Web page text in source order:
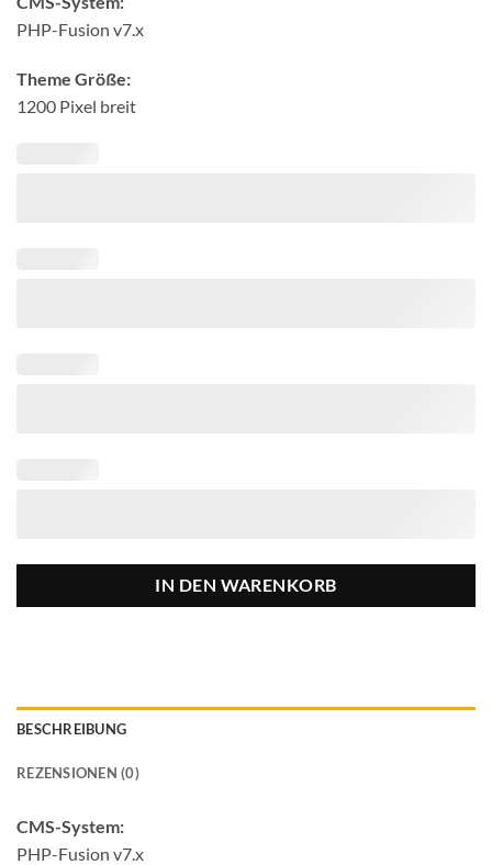
PHP-Fusion v7.x
Theme Größe:
1200 Pixel breit
IN DEN WARENKORB
BESCHREIBUNG
REZENSIONEN (0)
CMS-System:
PHP-Fusion v7.x